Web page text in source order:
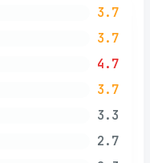
3.7
3.7
4.7
3.7
3.3
2.7